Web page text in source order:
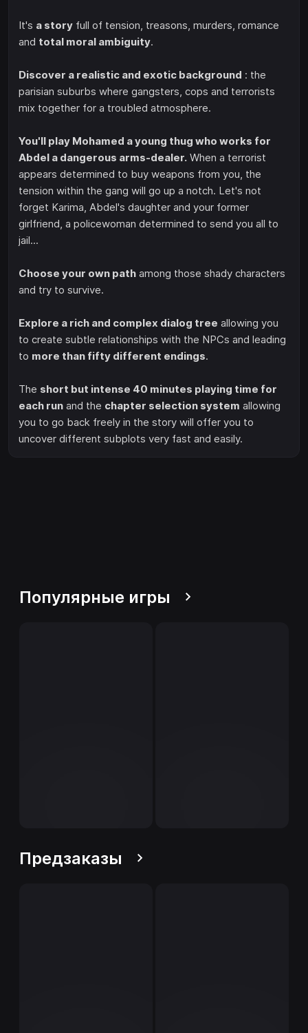
It's a story full of tension, treasons, murders, romance
and total moral ambiguity.
Discover a realistic and exotic background : the
parisian suburbs where gangsters, cops and terrorists
mix together for a troubled atmosphere.
You'll play Mohamed a young thug who works for
Abdel a dangerous arms-dealer. When a terrorist
appears determined to buy weapons from you, the
tension within the gang will go up a notch. Let's not
forget Karima, Abdel's daughter and your former
girlfriend, a policewoman determined to send you all to
jail...
Choose your own path among those shady characters
and try to survive.
Explore a rich and complex dialog tree allowing you
to create subtle relationships with the NPCs and leading
to more than fifty different endings.
The short but intense 40 minutes playing time for
each run and the chapter selection system allowing
you to go back freely in the story will offer you to
uncover different subplots very fast and easily.
Популярные игры
Предзаказы